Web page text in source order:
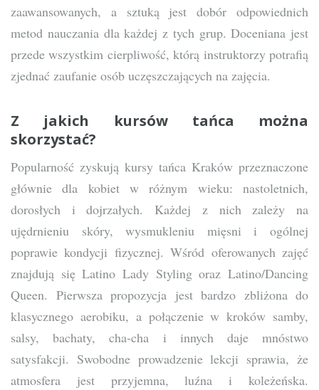
zaawansowanych, a sztuką jest dobór odpowiednich
metod nauczania dla każdej z tych grup. Doceniana jest
przede wszystkim cierpliwość, którą instruktorzy potrafią
zjednać zaufanie osób uczęszczających na zajęcia.
Z jakich kursów tańca można
skorzystać?
Popularność zyskują kursy tańca Kraków przeznaczone
głównie dla kobiet w różnym wieku: nastoletnich,
dorosłych i dojrzałych. Każdej z nich zależy na
ujędrnieniu skóry, wysmukleniu mięsni i ogólnej
poprawie kondycji fizycznej. Wśród oferowanych zajęć
znajdują się Latino Lady Styling oraz Latino/Dancing
Queen. Pierwsza propozycja jest bardzo zbliżona do
klasycznego aerobiku, a połączenie w kroków samby,
salsy, bachaty, cha-cha i innych daje mnóstwo
satysfakcji. Swobodne prowadzenie lekcji sprawia, że
atmosfera jest przyjemna, luźna i koleżeńska.